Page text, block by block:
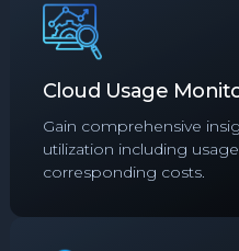
Cloud Usage
Gain comprehensive
utilization including
corresponding costs.